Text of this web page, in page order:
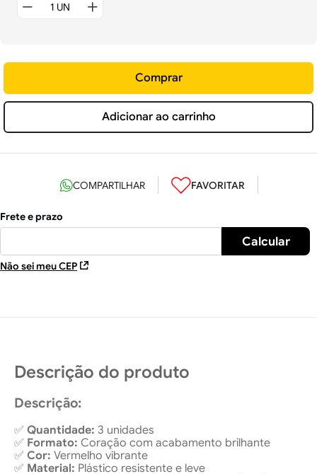
Adicionar ao carrinho
Comprar
Não sei meu CEP
Descrição do produto
Descrição:
✅ Quantidade: 3 unidades
✅ Formato: Coração com acabamento brilhante
✅ Cor: Vermelho vibrante
✅ Material: Plástico resistente e leve